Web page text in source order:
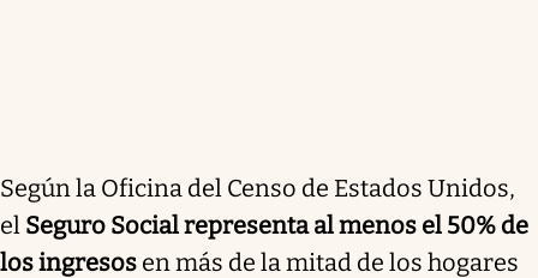
Según la Oficina del Censo de Estados Unidos,
el Seguro Social representa al menos el 50% de
los ingresos en más de la mitad de los hogares